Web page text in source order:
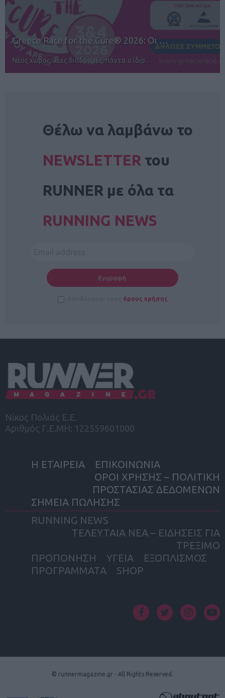
12ος TUI Rhodes Marathon: Άνοιγμα ε…
Αγώνες για όλους στην Ρόδο
Θέλω να λαμβάνω το
NEWSLETTER του
RUNNER με όλα τα
RUNNING NEWS
όρους χρήσης
Νίκος Πολιάς Ε.Ε.
Αριθμός Γ.Ε.ΜΗ: 122559601000
Η ΕΤΑΙΡΕΙΑ
ΕΠΙΚΟΙΝΩΝΙΑ
ΟΡΟΙ ΧΡΗΣΗΣ – ΠΟΛΙΤΙΚΗ
ΠΡΟΣΤΑΣΙΑΣ ΔΕΔΟΜΕΝΩΝ
ΣΗΜΕΙΑ ΠΩΛΗΣΗΣ
RUNNING NEWS
ΤΕΛΕΥΤΑΙΑ ΝΕΑ – ΕΙΔΗΣΕΙΣ ΓΙΑ
ΤΡΕΞΙΜΟ
ΠΡΟΠΟΝΗΣΗ
ΥΓΕΙΑ
ΕΞΟΠΛΙΣΜΟΣ
ΠΡΟΓΡΑΜΜΑΤΑ
SHOP
© runnermagazine.gr - All Rights Reserved.